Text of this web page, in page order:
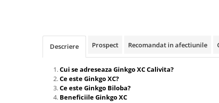
Descriere Prospect Recomandat in afectiunile
Cui se adreseaza Ginkgo XC Calivita?
Ce este Ginkgo XC?
Ce este Ginkgo Biloba?
Beneficiile Ginkgo XC